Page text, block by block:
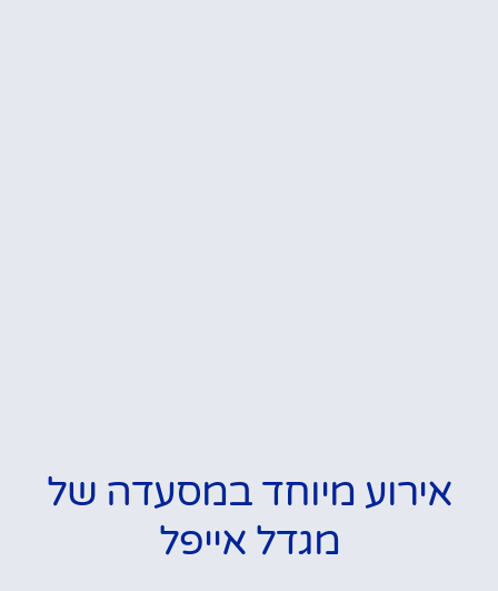
אירוע מיוחד במסעדה של
מגדל אייפל